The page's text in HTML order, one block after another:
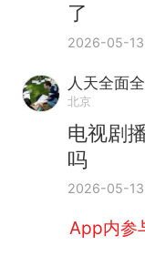
了
2026-05-13
人天全面
北京
电视剧
吗
2026-05-13
App内参